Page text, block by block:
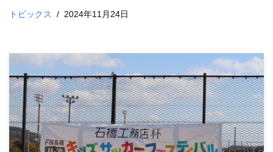
トピックス 2024年11月24日